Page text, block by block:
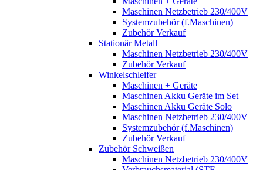
Maschinen Netzbetrieb 230/400V
Systemzubehör (f.Maschinen)
Zubehör Verkauf
Stationär Metall
Maschinen Netzbetrieb 230/400V
Zubehör Verkauf
Winkelschleifer
Maschinen + Geräte
Maschinen Akku Geräte im Set
Maschinen Akku Geräte Solo
Maschinen Netzbetrieb 230/400V
Systemzubehör (f.Maschinen)
Zubehör Verkauf
Zubehör Schweißen
Maschinen Netzbetrieb 230/400V